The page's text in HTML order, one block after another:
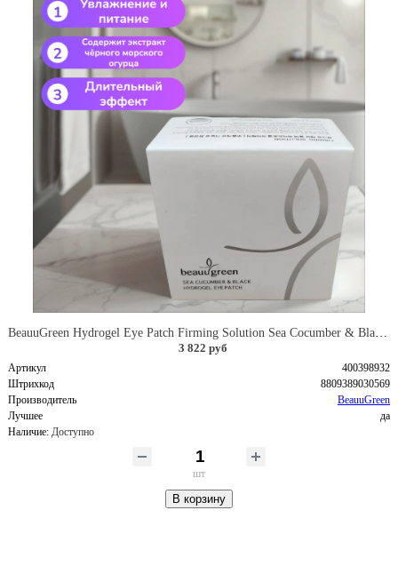
BeauuGreen Hydrogel Eye Patch Firming Solution Sea Cocumber & Black Гидрогелевые патчи для кожи вокруг глаз с экстрактом черного морского огурца 60 шт 90 гр
3 822 руб
Артикул
400398932
Штрихкод
8809389030569
Производитель
BeauuGreen
Лучшее
да
Наличие: Доступно
шт
В корзину